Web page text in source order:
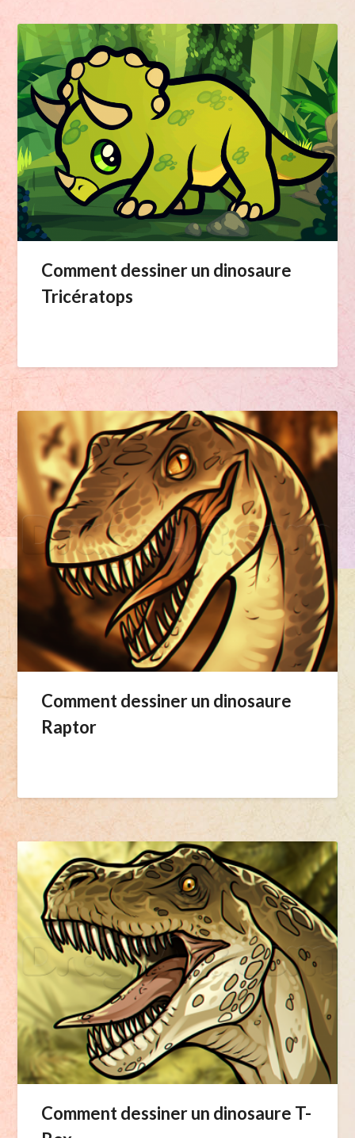
Comment dessiner un dinosaure
Tricératops
Comment dessiner un dinosaure
Raptor
Comment dessiner un dinosaure T-